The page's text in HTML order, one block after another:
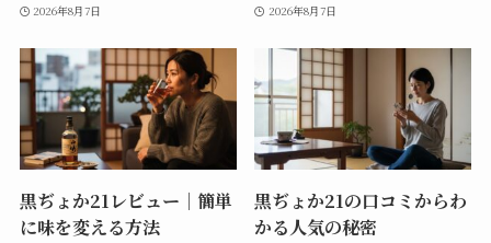
2026年8月7日 2026年8月7日
黒ぢょか21レビュー｜簡単
に味を変える方法
黒ぢょか21の口コミからわ
かる人気の秘密